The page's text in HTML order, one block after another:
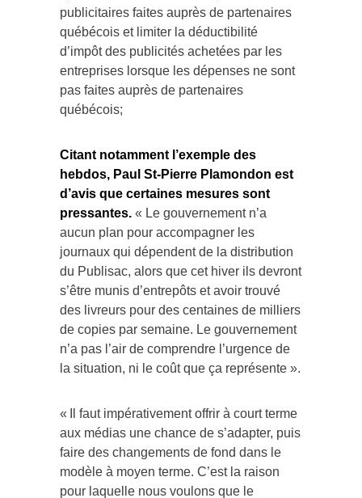
publicitaires faites auprès de partenaires
québécois et limiter la déductibilité
d’impôt des publicités achetées par les
entreprises lorsque les dépenses ne sont
pas faites auprès de partenaires
québécois;
Citant notamment l’exemple des
hebdos, Paul St-Pierre Plamondon est
d’avis que certaines mesures sont
pressantes. « Le gouvernement n’a
aucun plan pour accompagner les
journaux qui dépendent de la distribution
du Publisac, alors que cet hiver ils devront
s’être munis d’entrepôts et avoir trouvé
des livreurs pour des centaines de milliers
de copies par semaine. Le gouvernement
n’a pas l’air de comprendre l’urgence de
la situation, ni le coût que ça représente ».
« Il faut impérativement offrir à court terme
aux médias une chance de s’adapter, puis
faire des changements de fond dans le
modèle à moyen terme. C’est la raison
pour laquelle nous voulons que le